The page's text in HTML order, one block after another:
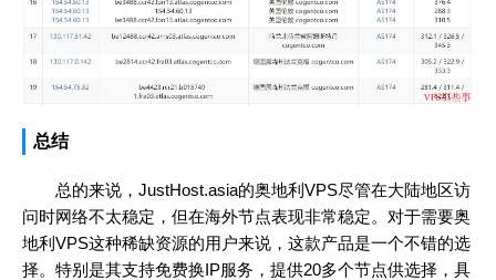
总结
总的来说，JustHost.asia的奥地利VPS尽管在大陆地区访
问时网络不太稳定，但在海外节点表现非常稳定。对于需要奥
地利VPS这种稀缺资源的用户来说，这款产品是一个不错的选
择。特别是其支持免费换IP服务，提供20多个节点供选择，具